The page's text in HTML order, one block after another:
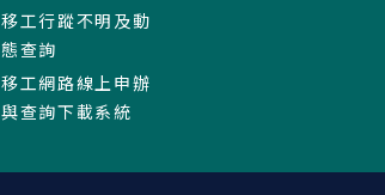
移工行蹤不明及動
態查詢
移工網路線上申辦
與查詢下載系統